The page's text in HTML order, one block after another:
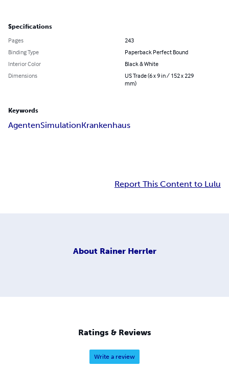
Specifications
Pages
243
Binding Type
Paperback Perfect Bound
Interior Color
Black & White
Dimensions
US Trade (6 x 9 in / 152 x 229
mm)
Keywords
AgentenSimulationKrankenhaus
Report This Content to Lulu
About Rainer Herrler
Ratings & Reviews
Write a review